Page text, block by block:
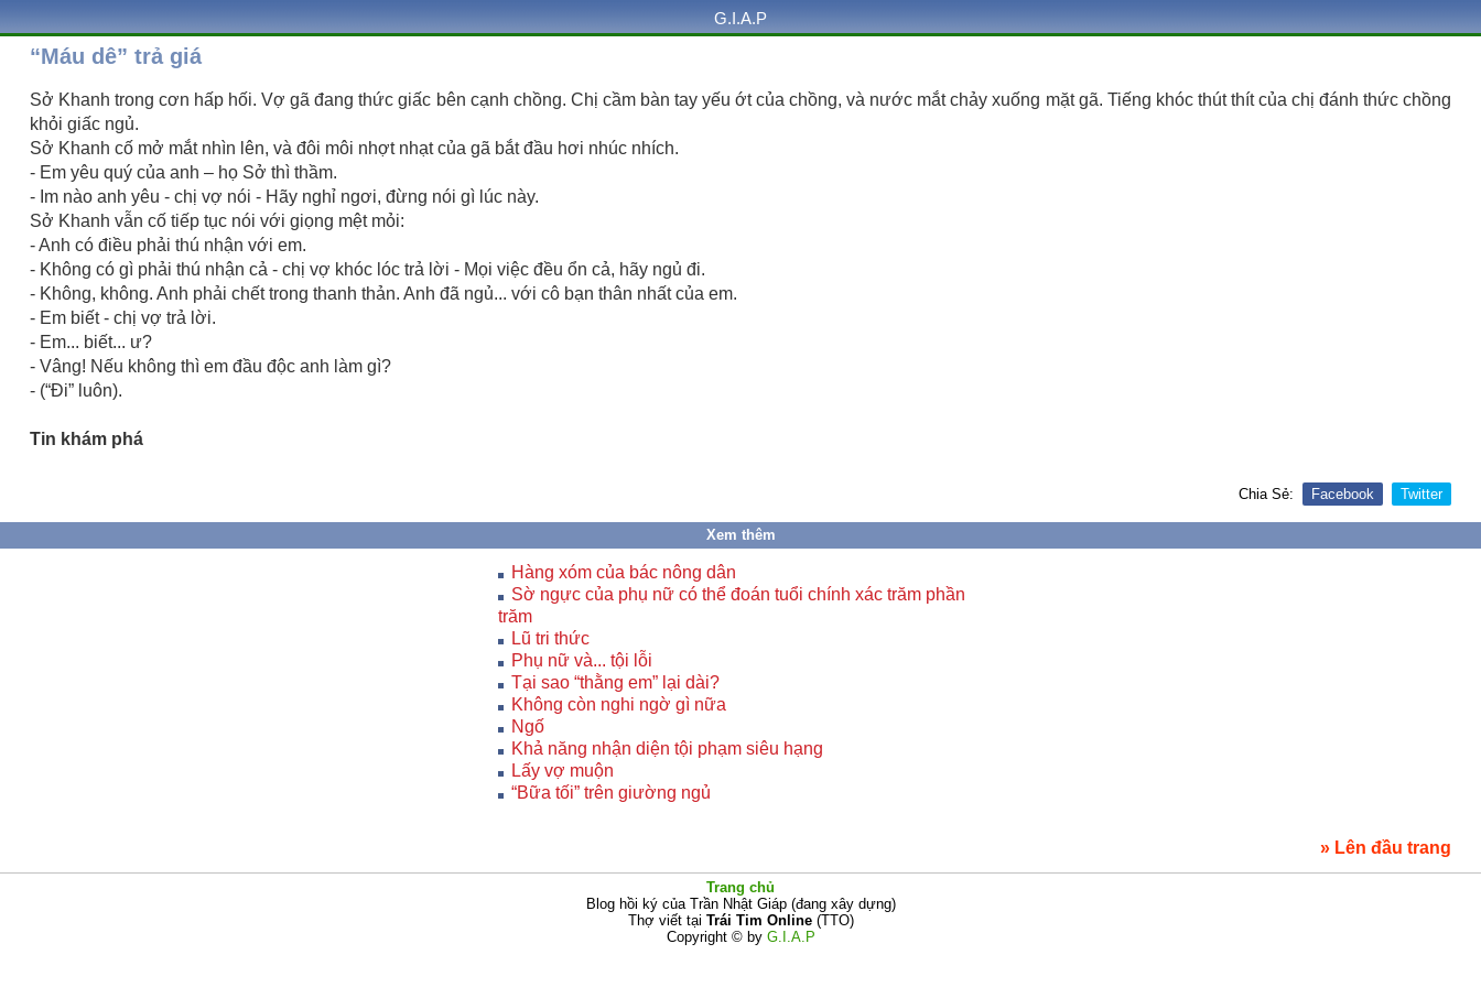
G.I.A.P
“Máu dê” trả giá
Sở Khanh trong cơn hấp hối. Vợ gã đang thức giấc bên cạnh chồng. Chị cầm bàn tay yếu ớt của chồng, và nước mắt chảy xuống mặt gã. Tiếng khóc thút thít của chị đánh thức chồng
khỏi giấc ngủ.
Sở Khanh cố mở mắt nhìn lên, và đôi môi nhợt nhạt của gã bắt đầu hơi nhúc nhích.
- Em yêu quý của anh – họ Sở thì thầm.
- Im nào anh yêu - chị vợ nói - Hãy nghỉ ngơi, đừng nói gì lúc này.
Sở Khanh vẫn cố tiếp tục nói với giọng mệt mỏi:
- Anh có điều phải thú nhận với em.
- Không có gì phải thú nhận cả - chị vợ khóc lóc trả lời - Mọi việc đều ổn cả, hãy ngủ đi.
- Không, không. Anh phải chết trong thanh thản. Anh đã ngủ... với cô bạn thân nhất của em.
- Em biết - chị vợ trả lời.
- Em... biết... ư?
- Vâng! Nếu không thì em đầu độc anh làm gì?
- (“Đi” luôn).
Tin khám phá
Chia Sẻ: Facebook Twitter
Xem thêm
Hàng xóm của bác nông dân
Sờ ngực của phụ nữ có thể đoán tuổi chính xác trăm phần
trăm
Lũ tri thức
Phụ nữ và... tội lỗi
Tại sao “thằng em” lại dài?
Không còn nghi ngờ gì nữa
Ngố
Khả năng nhận diện tội phạm siêu hạng
Lấy vợ muộn
“Bữa tối” trên giường ngủ
» Lên đầu trang
Trang chủ
Blog hồi ký của Trần Nhật Giáp (đang xây dựng)
Thợ viết tại Trái Tim Online(TTO)
Copyright © by G.I.A.P